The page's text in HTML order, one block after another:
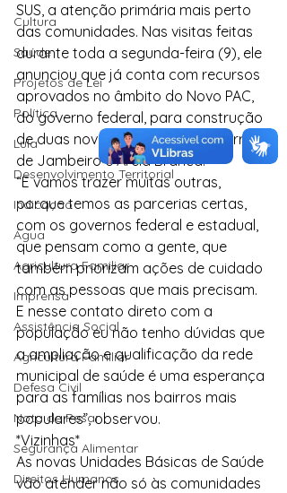
Cultura
Saúde
Projetos de Lei
Política
Lula
Desenvolvimento Territorial
Indicação
Água
Agricultura Familiar
Imprensa
Assistência Social
Agricultura Familiar
Defesa Civil
Nota de Pesar
Segurança Alimentar
Direitos Humanos
SUS, a atenção primária mais perto
das comunidades. Nas visitas feitas
durante toda a segunda-feira (9), ele
anunciou que já conta com recursos
aprovados no âmbito do Novo PAC,
do governo federal, para construção
de duas novas unidades, nos bairros
de Jambeiro e Areia Branca.
“E vamos trazer muitas outras,
porque temos as parcerias certas,
com os governos federal e estadual,
que pensam como a gente, que
também priorizam ações de cuidado
com as pessoas que mais precisam.
E nesse contato direto com a
população eu não tenho dúvidas que
a ampliação e qualificação da rede
municipal de saúde é uma esperança
para as famílias nos bairros mais
populares”, observou.
*Vizinhas*
As novas Unidades Básicas de Saúde
vão atender não só às comunidades